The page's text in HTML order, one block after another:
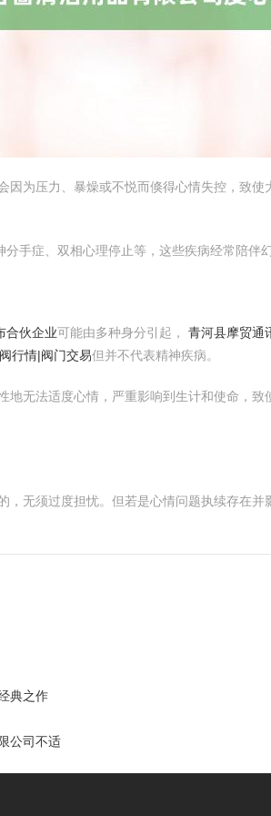
为压力、暴燥或不悦而倏得心情失控，致
手症、双相心理停止等，这些疾病经常陪伴
合伙企业可能由多种身分引起， 青河县摩贸通
行情|阀门交易但并不代表精神疾病。
地无法适度心情，严重影响到生计和使命，
无须过度担忧。但若是心情问题执续存在
典之作
公司不适